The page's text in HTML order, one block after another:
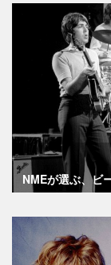
NMEが選ぶ、ビ